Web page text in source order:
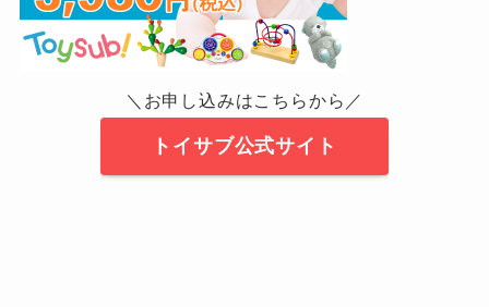
＼お申し込みはこちらから／
トイサブ公式サイト